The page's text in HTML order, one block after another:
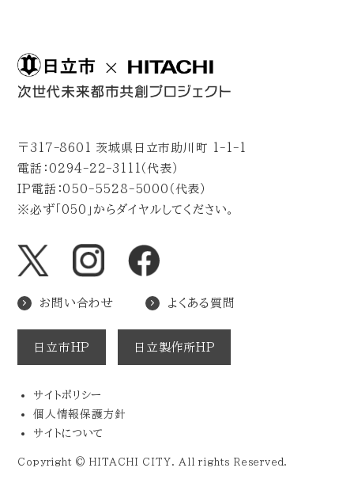
〒317-8601 茨城県日立市助川町 1-1-1
電話：0294-22-3111（代表）
IP電話：050-5528-5000（代表）
※必ず「050」からダイヤルしてください。
お問い合わせ よくある質問
日立市HP 日立製作所HP
サイトポリシー
個人情報保護方針
サイトについて
Copyright © HITACHI CITY. All rights Reserved.